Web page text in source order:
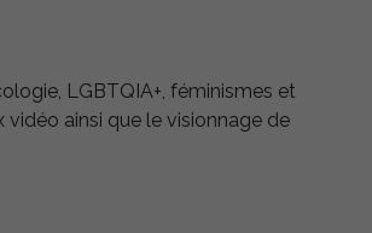
LGBTQIA+, féminismes et
ainsi que le visionnage de